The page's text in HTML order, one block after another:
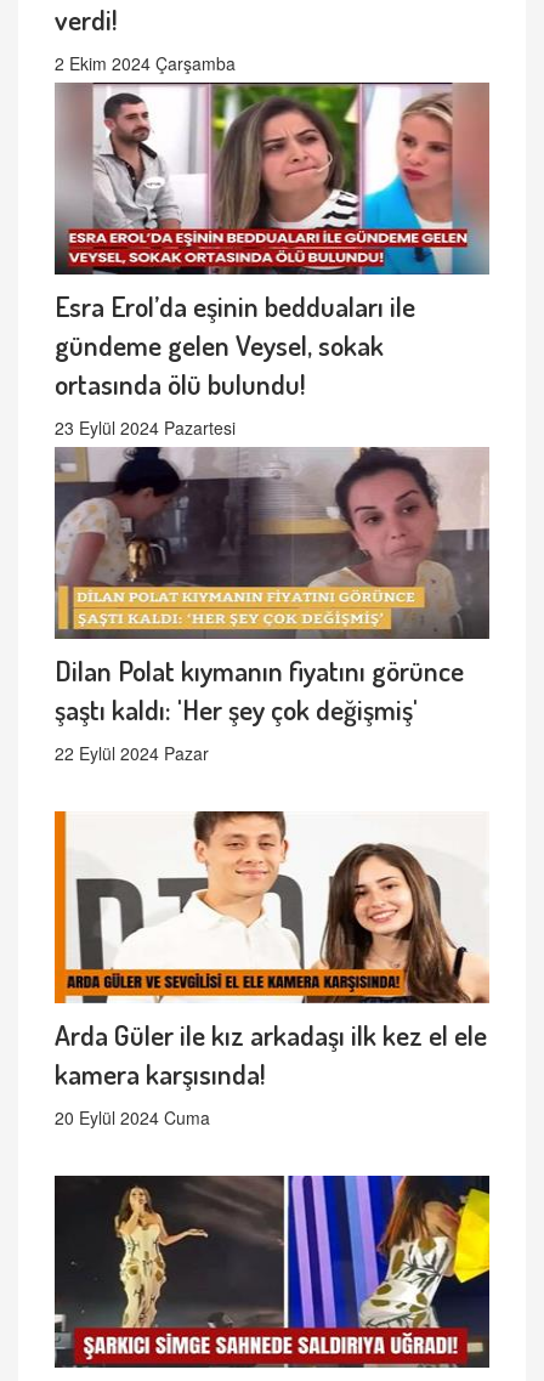
verdi!
2 Ekim 2024 Çarşamba
Esra Erol’da eşinin bedduaları ile
gündeme gelen Veysel, sokak
ortasında ölü bulundu!
23 Eylül 2024 Pazartesi
Dilan Polat kıymanın fiyatını görünce
şaştı kaldı: 'Her şey çok değişmiş'
22 Eylül 2024 Pazar
Arda Güler ile kız arkadaşı ilk kez el ele
kamera karşısında!
20 Eylül 2024 Cuma